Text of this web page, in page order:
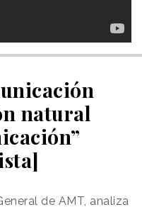
natural
de AMT, analiza